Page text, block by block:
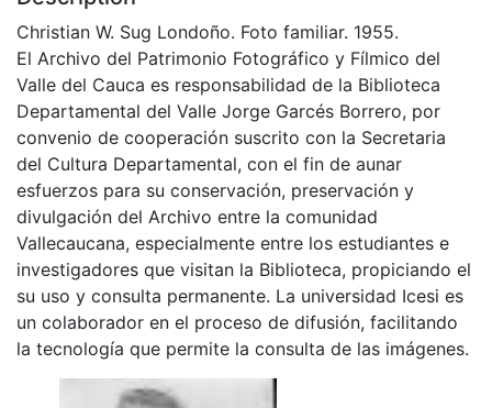
Christian W. Sug Londoño. Foto familiar. 1955.
El Archivo del Patrimonio Fotográfico y Fílmico del
Valle del Cauca es responsabilidad de la Biblioteca
Departamental del Valle Jorge Garcés Borrero, por
convenio de cooperación suscrito con la Secretaria
del Cultura Departamental, con el fin de aunar
esfuerzos para su conservación, preservación y
divulgación del Archivo entre la comunidad
Vallecaucana, especialmente entre los estudiantes e
investigadores que visitan la Biblioteca, propiciando el
su uso y consulta permanente. La universidad Icesi es
un colaborador en el proceso de difusión, facilitando
la tecnología que permite la consulta de las imágenes.